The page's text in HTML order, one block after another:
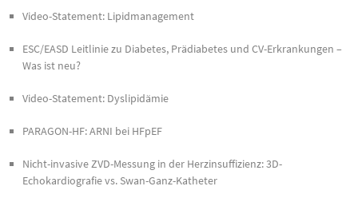
Video-Statement: Lipidmanagement
ESC/EASD Leitlinie zu Diabetes, Prädiabetes und CV-Erkrankungen –
Was ist neu?
Video-Statement: Dyslipidämie
PARAGON-HF: ARNI bei HFpEF
Nicht-invasive ZVD-Messung in der Herzinsuffizienz: 3D-
Echokardiografie vs. Swan-Ganz-Katheter